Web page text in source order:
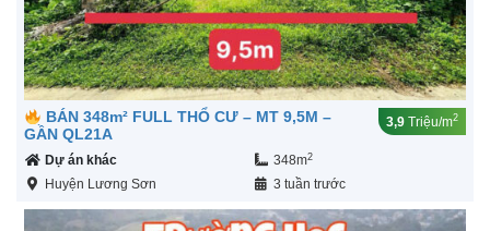
BÁN 348m² FULL THỔ CƯ – MT 9,5M –
GẦN QL21A
3,9 Triệu/m2
Dự án khác 348m2
Huyện Lương Sơn 3 tuần trước